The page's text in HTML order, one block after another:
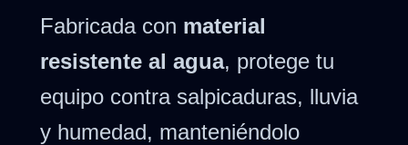
Fabricada con material
resistente al agua, protege tu
equipo contra salpicaduras, lluvia
y humedad, manteniéndolo